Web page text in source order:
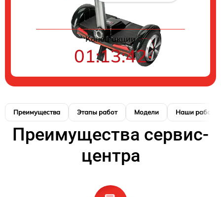
Конец акции
01:13:42
Преимущества Этапы работ Модели Наши работы
Преимущества сервис-
центра